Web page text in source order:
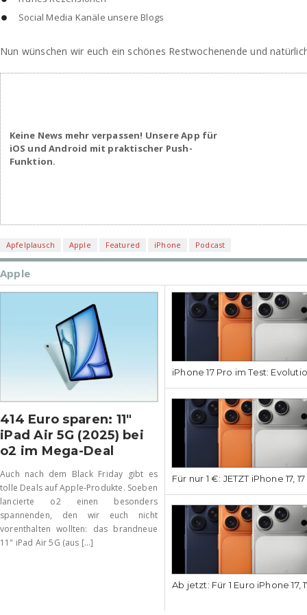
Social Media Kanäle unsere Blogs
Nun wünschen wir euch ein schönes Restwochenende und
Keine News mehr verpassen! Unsere App für
iOS und Android mit praktischer Push-
Funktion.
Apfelplausch Apple Featured iPhone Podcast
Apple
414 Euro sparen: 11″
iPad Air 5G (2025) bei
o2 im Mega-Deal
Auch nach dem Black Friday gibt es
tolle Deals auf Apple-Produkte. Soeben
lancierte o2 einen besonders
spannenden, den wir euch nicht
vorenthalten wollten: das brandneue
11" iPad Air 5G (aus [...]
iPhone 17 Pro im Test:
Für nur 1 €: JETZT iPhone 17,
Ab jetzt: Für 1 Euro iPhone